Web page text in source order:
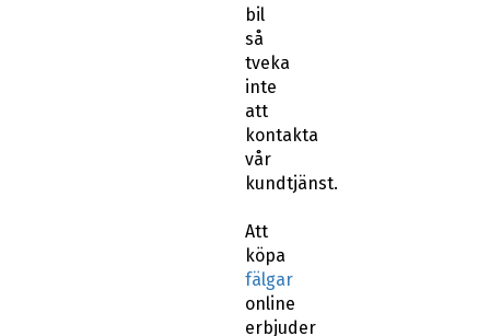
bil
så
tveka
inte
att
kontakta
vår
kundtjänst.
Att
köpa
fälgar
online
erbjuder